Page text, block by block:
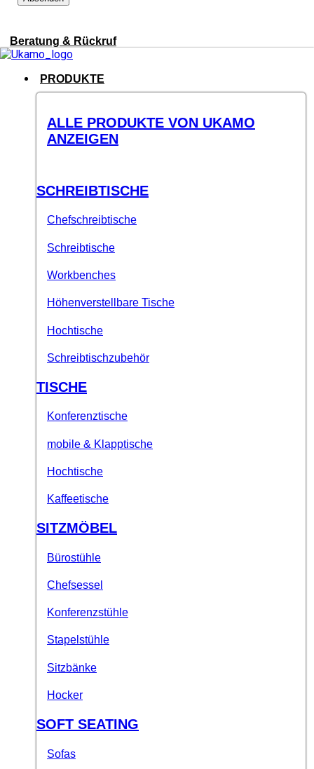
Beratung & Rückruf
PRODUKTE
ALLE PRODUKTE VON UKAMO
ANZEIGEN
SCHREIBTISCHE
Chefschreibtische
Schreibtische
Workbenches
Höhenverstellbare Tische
Hochtische
Schreibtischzubehör
TISCHE
Konferenztische
mobile & Klapptische
Hochtische
Kaffeetische
SITZMÖBEL
Bürostühle
Chefsessel
Konferenzstühle
Stapelstühle
Sitzbänke
Hocker
SOFT SEATING
Sofas